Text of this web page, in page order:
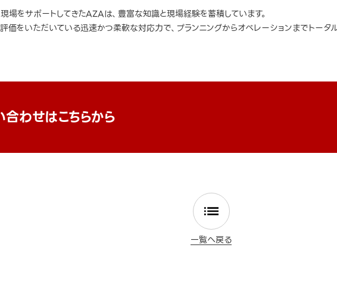
場をサポートしてきたAZAは、豊富な知識と現場経験を蓄積しています。
価をいただいている迅速かつ柔軟な対応力で、プランニングからオペレーションまでトータ
わせはこちらから
一覧へ戻る